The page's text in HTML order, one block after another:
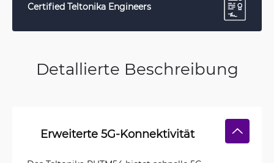
Certified Teltonika Engineers
Detallierte Beschreibung
Erweiterte 5G-Konnektivität